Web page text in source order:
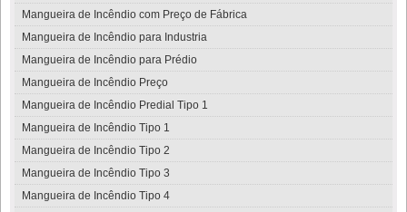
Mangueira de Incêndio com Preço de Fábrica
Mangueira de Incêndio para Industria
Mangueira de Incêndio para Prédio
Mangueira de Incêndio Preço
Mangueira de Incêndio Predial Tipo 1
Mangueira de Incêndio Tipo 1
Mangueira de Incêndio Tipo 2
Mangueira de Incêndio Tipo 3
Mangueira de Incêndio Tipo 4